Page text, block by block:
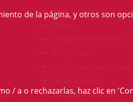
Intercollegiate
Configure cookies
de la página, y otros son
/ a o rechazarlas, haz clic en